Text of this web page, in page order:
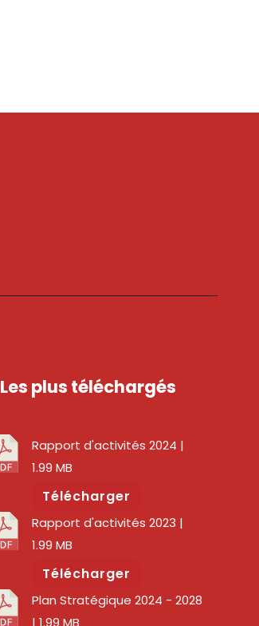
Les plus téléchargés
Rapport d'activités 2024 |
1.99 MB
Télécharger
Rapport d'activités 2023 |
1.99 MB
Télécharger
Plan Stratégique 2024 - 2028
| 1.99 MB